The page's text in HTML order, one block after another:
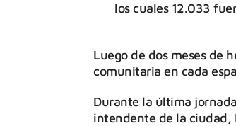
los cuales 12.033
Luego de dos meses de
comunitaria en cada
Durante la última
intendente de la ciudad,